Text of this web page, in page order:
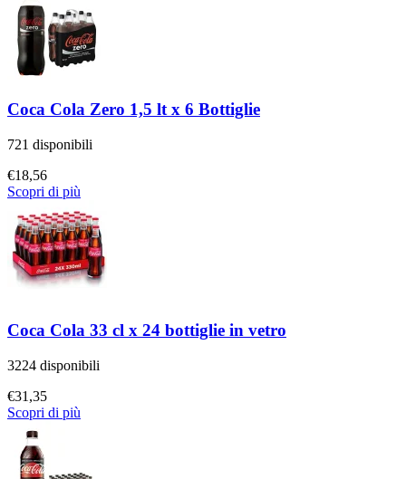
Coca Cola Zero 1,5 lt x 6 Bottiglie
721 disponibili
€18,56
Scopri di più
Coca Cola 33 cl x 24 bottiglie in vetro
3224 disponibili
€31,35
Scopri di più